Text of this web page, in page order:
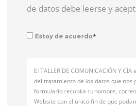
de datos debe leerse y
Estoy de acuerdo*
El TALLER DE COMUNICACIÓN Y
del tratamiento de los datos que nos
formulario recopila tu nombre,
Website con el único fin de que